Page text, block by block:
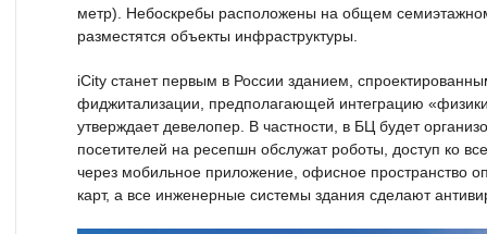
метр). Небоскребы расположены на общем
разместятся объекты инфраструктуры.
iCity станет первым в России зданием,
фиджитализации, предполагающей интеграцию
утверждает девелопер. В частности, в БЦ будет
посетителей на ресепшн обслужат роботы, доступ ко
через мобильное приложение, офисное пространство
карт, а все инженерные системы здания сделают